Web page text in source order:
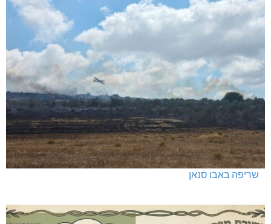
שריפה באבו סנאן